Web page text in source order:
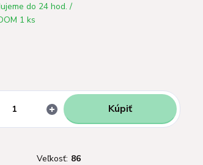
do 24 hod. /
1 ks
Kúpiť
Veľkosť: 86